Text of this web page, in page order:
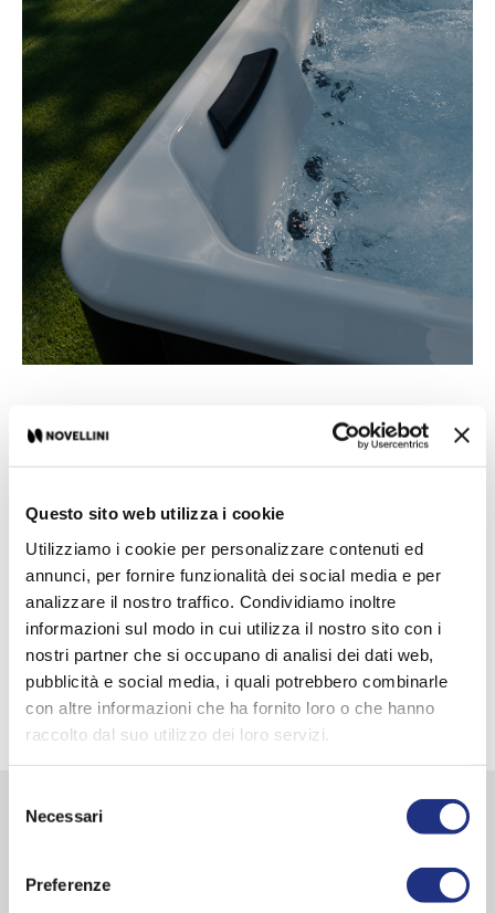
Questo sito web utilizza i cookie
Utilizziamo i cookie per personalizzare contenuti ed
annunci, per fornire funzionalità dei social media e per
analizzare il nostro traffico. Condividiamo inoltre
informazioni sul modo in cui utilizza il nostro sito con i
nostri partner che si occupano di analisi dei dati web,
pubblicità e social media, i quali potrebbero combinarle
con altre informazioni che ha fornito loro o che hanno
raccolto dal suo utilizzo dei loro servizi.
delNecessari
Preferenze
Einzelheiten
Kompromisse bei Platz und Leistung einzugehen.
Die Vita verfügt über Whilpool-Düsen mit
einstellbarer Intensität, Chromolight-Technologie,
Bluetooth-Audio, integriertes Wi-Fi und ein
eingebautes UV-Reinigungssystem.